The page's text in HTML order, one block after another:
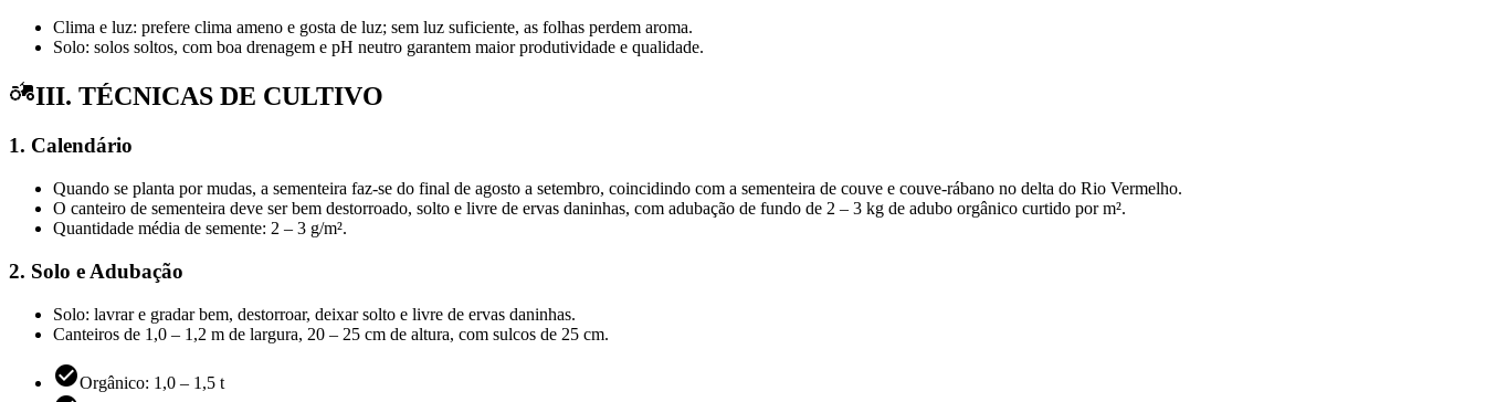
Clima e luz: prefere clima ameno e gosta de luz; sem luz suficiente, as folhas perdem aroma.
Solo: solos soltos, com boa drenagem e pH neutro garantem maior produtividade e qualidade.
III. TÉCNICAS DE CULTIVO
1. Calendário
Quando se planta por mudas, a sementeira faz-se do final de agosto a setembro, coincidindo com a sementeira de couve e couve-rábano no delta do Rio Vermelho.
O canteiro de sementeira deve ser bem destorroado, solto e livre de ervas daninhas, com adubação de fundo de 2 – 3 kg de adubo orgânico curtido por m².
Quantidade média de semente: 2 – 3 g/m².
2. Solo e Adubação
Solo: lavrar e gradar bem, destorroar, deixar solto e livre de ervas daninhas.
Canteiros de 1,0 – 1,2 m de largura, 20 – 25 cm de altura, com sulcos de 25 cm.
Orgânico: 1,0 – 1,5 t